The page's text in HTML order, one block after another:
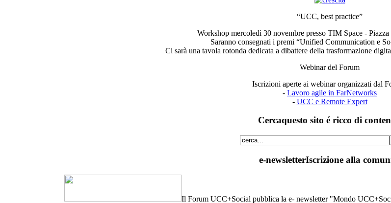
“UCC, best practice”
Workshop mercoledì 30 novembre presso TIM Space -
Saranno consegnati i premi “Unified Communication e
Ci sarà una tavola rotonda dedicata a dibattere della trasformazione
Webinar del Forum
Iscrizioni aperte ai webinar organizzati dal
- Lavoro agile in FarNetworks
- UCC e Remote Expert
Cercaquesto sito é ricco di
e-newsletterIscrizione alla
Il Forum UCC+Social pubblica la e- newsletter "Mondo